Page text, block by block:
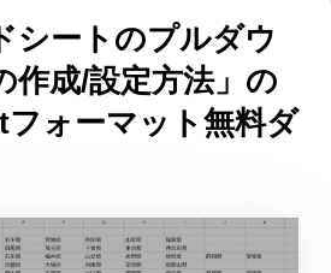
シートのプルダウ
作成/設定方法」の
ォーマット無料ダ